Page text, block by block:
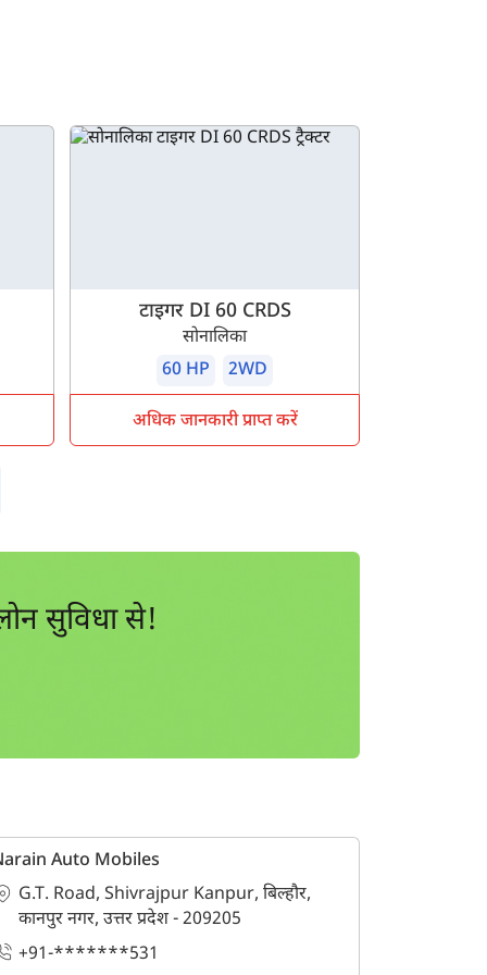
टाइगर DI 60 CRDS
सोनालिका
60 HP
2WD
अधिक जानकारी प्राप्त करें
सुविधा से!
Auto Mobiles
G.T. Road, Shivrajpur Kanpur, बिल्हौर,
कानपुर नगर, उत्तर प्रदेश - 209205
+91-*******531